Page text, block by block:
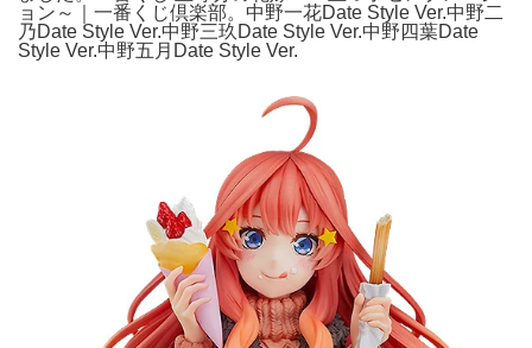
ョン～｜一番くじ倶楽部。中野一花Date Style Ver.中野二
乃Date Style Ver.中野三玖Date Style Ver.中野四葉Date
Style Ver.中野五月Date Style Ver.